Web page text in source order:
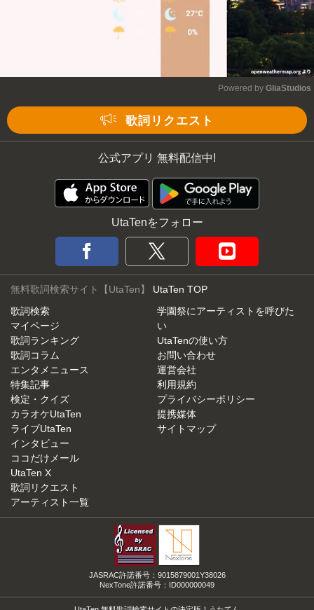
Powered by GliaStudios
歌詞リクエスト
公式アプリ 無料配信中!
UtaTenをフォロー
無料歌詞検索サイト【UtaTen】 UtaTen TOP
歌詞検索
マイページ
歌詞ランキング
歌詞コラム
エンタメニュース
特集記事
検定・クイズ
カラオケUtaTen
ライブUtaTen
インタビュー
ココだけメール
UtaTen X
歌詞リクエスト
アーティスト一覧
学園祭にアーティストを呼びた
い
UtaTenの使い方
お問い合わせ
運営会社
利用規約
プライバシーポリシー
提携媒体
サイトマップ
JASRAC許諾番号：9015879001Y38026
NexTone許諾番号：ID000000049